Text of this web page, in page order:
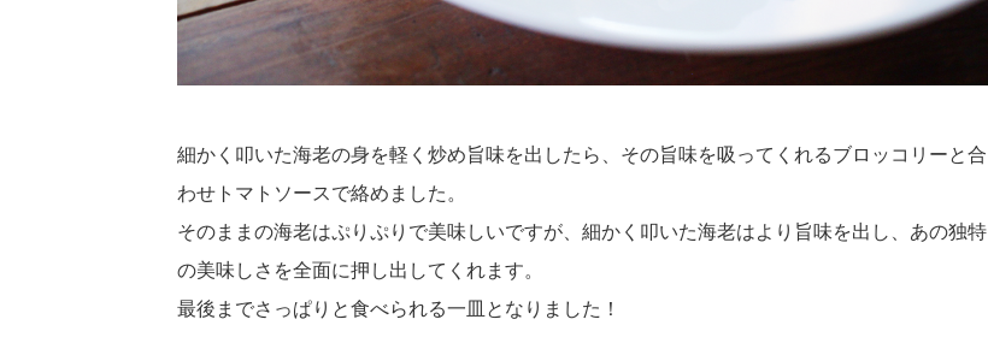
細かく叩いた海老の身を軽く炒め旨味を出したら、その旨味を吸ってくれるブロッコリーと合
わせトマトソースで絡めました。
そのままの海老はぷりぷりで美味しいですが、細かく叩いた海老はより旨味を出し、あの独特
の美味しさを全面に押し出してくれます。
最後までさっぱりと食べられる一皿となりました！